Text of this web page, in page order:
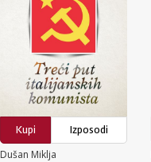
Kupi
Izposodi
Dušan Miklja